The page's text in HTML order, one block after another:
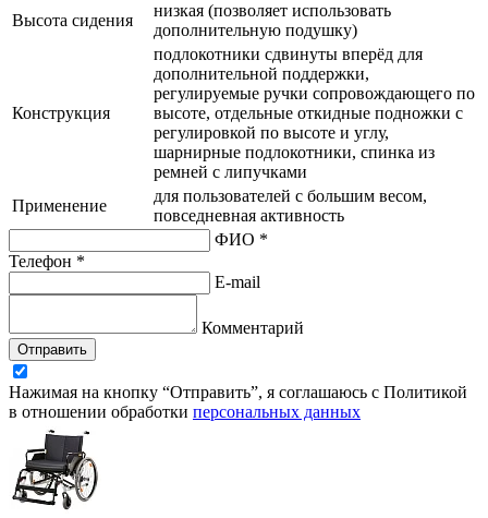
Высота сидения
низкая (позволяет использовать
дополнительную подушку)
Конструкция
подлокотники сдвинуты вперёд для
дополнительной поддержки,
регулируемые ручки сопровождающего по
высоте, отдельные откидные подножки с
регулировкой по высоте и углу,
шарнирные подлокотники, спинка из
ремней с липучками
Применение
для пользователей с большим весом,
повседневная активность
ФИО *
Телефон *
E-mail
Комментарий
Отправить
Нажимая на кнопку “Отправить”, я соглашаюсь с Политикой
в отношении обработки персональных данных